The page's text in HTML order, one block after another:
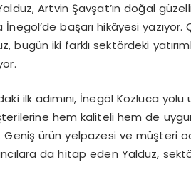
Artvin Şavşat’ın doğal
başarı hikâyesi yazıyor.
bugün iki farklı sektördeki
ilk adımını, İnegöl Kozluca
hem kaliteli hem de
ürün yelpazesi ve müşteri
da hitap eden Yalduz,